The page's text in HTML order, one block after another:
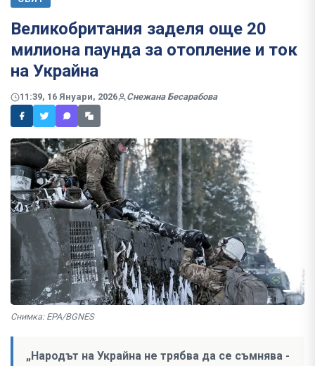
Великобритания заделя още 20
милиона паунда за отопление и ток
на Украйна
11:39, 16 Януари, 2026 Снежана Бесарабова
Снимка: EPA/BGNES
„Народът на Украйна не трябва да се съмнява -